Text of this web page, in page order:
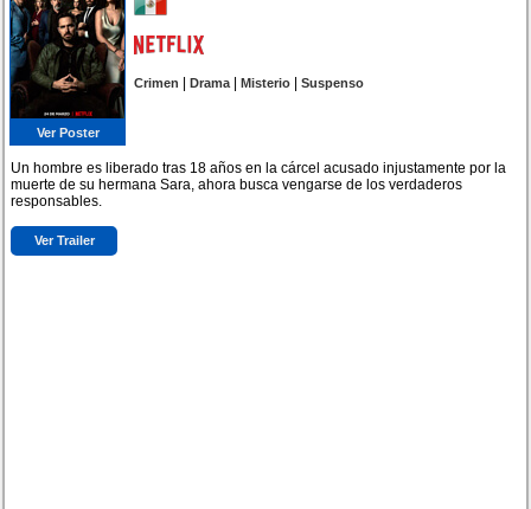
Ver Poster
Crimen |Drama|Misterio |Suspenso
Un hombre es liberado tras 18 años en la cárcel acusado injustamente por la
muerte de su hermana Sara, ahora busca vengarse de los verdaderos
responsables.
Ver Trailer